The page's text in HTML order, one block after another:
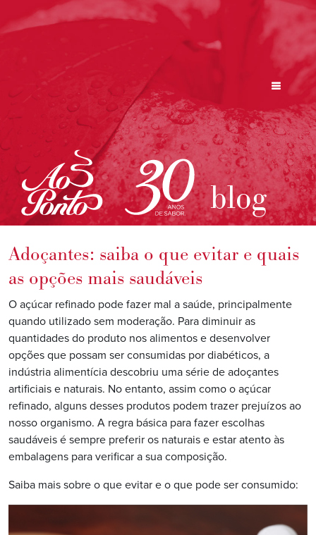
blog
Adoçantes: saiba o que evitar e quais
as opções mais saudáveis
O açúcar refinado pode fazer mal a saúde, principalmente
quando utilizado sem moderação. Para diminuir as
quantidades do produto nos alimentos e desenvolver
opções que possam ser consumidas por diabéticos, a
indústria alimentícia descobriu uma série de adoçantes
artificiais e naturais. No entanto, assim como o açúcar
refinado, alguns desses produtos podem trazer prejuízos ao
nosso organismo. A regra básica para fazer escolhas
saudáveis é sempre preferir os naturais e estar atento às
embalagens para verificar a sua composição.
Saiba mais sobre o que evitar e o que pode ser consumido: